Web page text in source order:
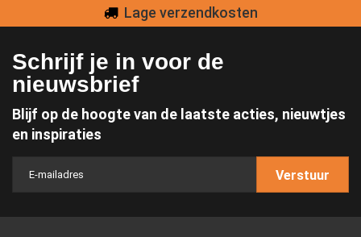
Lage verzendkosten
Schrijf je in voor de
nieuwsbrief
Blijf op de hoogte van de laatste acties, nieuwtjes
en inspiraties
Verstuur